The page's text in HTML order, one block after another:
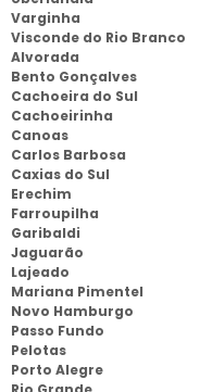
Varginha
Visconde do Rio Branco
Alvorada
Bento Gonçalves
Cachoeira do Sul
Cachoeirinha
Canoas
Carlos Barbosa
Caxias do Sul
Erechim
Farroupilha
Garibaldi
Jaguarão
Lajeado
Mariana Pimentel
Novo Hamburgo
Passo Fundo
Pelotas
Porto Alegre